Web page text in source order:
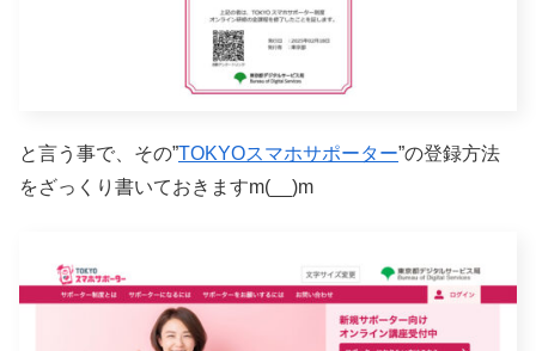
と言う事で、その”TOKYOスマホサポーター”の登録方法
をざっくり書いておきますm(__)m